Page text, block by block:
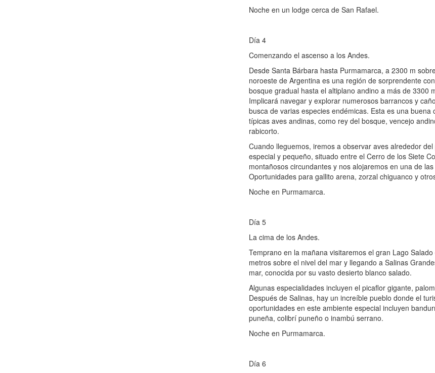
Noche en un lodge cerca de San Rafael.
Día 4
Comenzando el ascenso a los Andes.
Desde Santa Bárbara hasta Purmamarca, a 2300 m
noroeste de Argentina es una región de sorprendente
bosque gradual hasta el altiplano andino a más de 3300
Implicará navegar y explorar numerosos barrancos y
busca de varias especies endémicas. Esta es una
típicas aves andinas, como rey del bosque, vencejo
rabicorto.
Cuando lleguemos, iremos a observar aves alrededor
especial y pequeño, situado entre el Cerro de los Siete
montañosos circundantes y nos alojaremos en una de
Oportunidades para gallito arena, zorzal chiguanco y
Noche en Purmamarca.
Día 5
La cima de los Andes.
Temprano en la mañana visitaremos el gran Lago
metros sobre el nivel del mar y llegando a Salinas
mar, conocida por su vasto desierto blanco salado.
Algunas especialidades incluyen el picaflor gigante,
Después de Salinas, hay un increíble pueblo donde el
oportunidades en este ambiente especial incluyen
puneña, colibrí puneño o inambú serrano.
Noche en Purmamarca.
Día 6